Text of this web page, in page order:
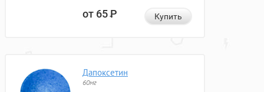
от 65Р Купить
Дапоксетин
60мг